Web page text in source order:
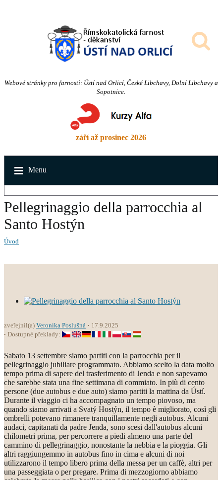
Webové stránky pro farnosti: Ústí nad Orlicí, České Libchavy, Dolní Libchavy a
Sopotnice.
září až prosinec 2026
Menu
Pellegrinaggio della parrocchia al
Santo Hostýn
Úvod
zveřejnil(a) Veronika Poslušná
17.9.2025
Dostupné překlady:
Sabato 13 settembre siamo partiti con la parrocchia per il
pellegrinaggio jubiliare programmato. Abbiamo scelto la data molto
tempo prima di sapere del trasferimento di Jenda e non sapevamo
che sarebbe stata una fine settimana di commiato. In più di cento
persone (due autobus e due auto) siamo partiti la mattina da Ústí.
Durante il viaggio ci ha accompagnato un tempo piovoso, ma
quando siamo arrivati a Svatý Hostýn, il tempo è migliorato, così gli
ombrelli potevano rimanere tranquillamente negli autobus. Alcuni
audaci, capitanati da padre Jenda, sono scesi dall'autobus alcuni
chilometri prima, per percorrere a piedi almeno una parte del
cammino di pellegrinaggio, nonostante la nebbia e la pioggia. Gli
altri raggiungemmo in autobus fino in cima e alcuni di noi
utilizzarono il tempo libero prima della messa per un caffè, altri per
una passeggiata o per pregare. Prima di mezzogiorno abbiamo